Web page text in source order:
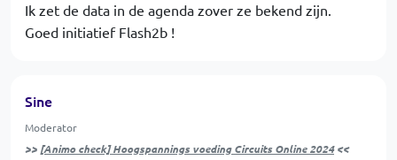
Ik zet de data in de agenda zover ze bekend zijn.
Goed initiatief Flash2b !
Sine
Moderator
>> [Animo check] Hoogspannings voeding Circuits Online 2024<<